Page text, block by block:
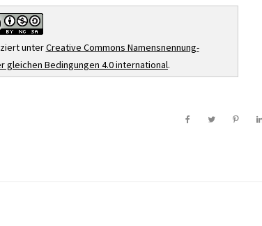
unterCreative Commons Namensnennung-
gleichen Bedingungen 4.0 international.